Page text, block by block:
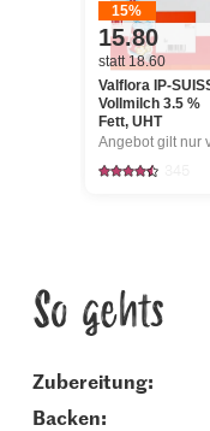
15%
15.80
statt 18.60
Valflora IP-
Vollmilch 3.5 %
Fett, UHT
So gehts
Zubereitung:
backen: